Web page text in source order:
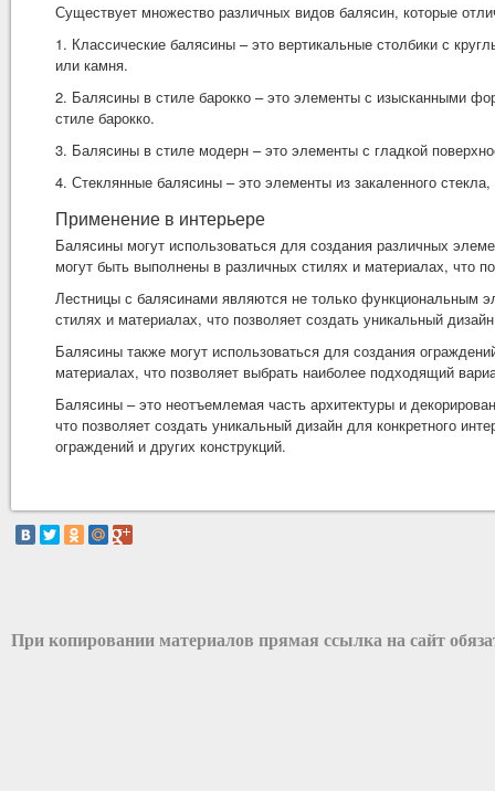
Существует множество различных видов балясин, которые
1. Классические балясины – это вертикальные столбики с
или камня.
2. Балясины в стиле барокко – это элементы с изысканными
стиле барокко.
3. Балясины в стиле модерн – это элементы с гладкой
4. Стеклянные балясины – это элементы из закаленного
Применение в интерьере
Балясины могут использоваться для создания различных
могут быть выполнены в различных стилях и материалах, что
Лестницы с балясинами являются не только функциональным
стилях и материалах, что позволяет создать уникальный
Балясины также могут использоваться для создания
материалах, что позволяет выбрать наиболее подходящий
Балясины – это неотъемлемая часть архитектуры и
что позволяет создать уникальный дизайн для конкретного
ограждений и других конструкций.
При копировании материалов прямая ссылка на сайт